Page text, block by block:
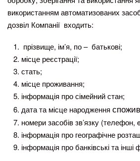
використанням автоматизованих
дозвіл Компанії входить:
прізвище, ім’я, по – батькові;
місце реєстрації;
стать;
місце проживання;
інформація про сімейний стан;
дата та місце народження
номери засобів зв’язку (телефон,
інформація про географічне
інформація про банківські та інші